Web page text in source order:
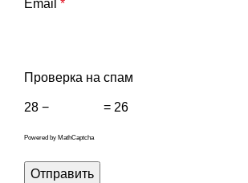
Email *
Проверка на спам
28 − = 26
Powered by MathCaptcha